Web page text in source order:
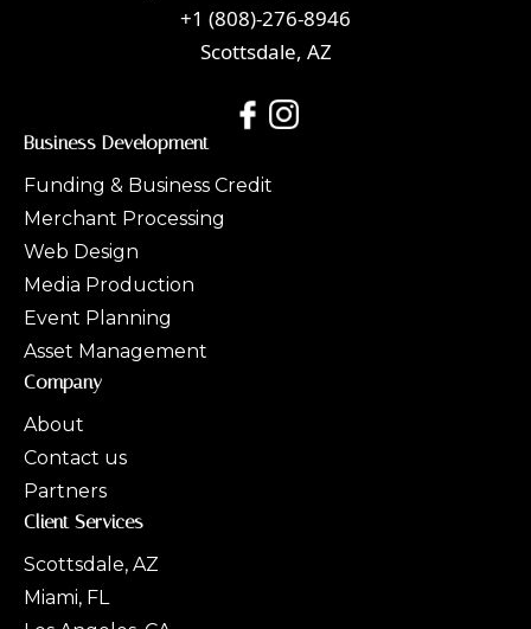
+1 (808)-276-8946
Scottsdale, AZ
Business Development
Funding & Business Credit
Merchant Processing
Web Design
Media Production
Event Planning
Asset Management
Company
About
Contact us
Partners
Client Services
Scottsdale, AZ
Miami, FL